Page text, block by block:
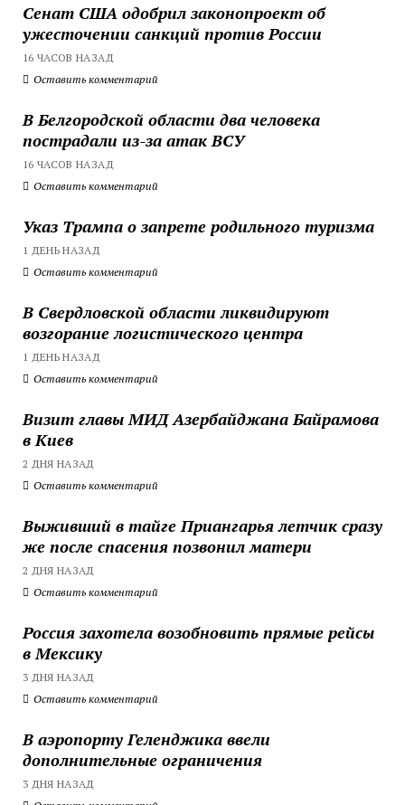
Сенат США одобрил законопроект об
ужесточении санкций против России
16 ЧАСОВ НАЗАД
Оставить комментарий
В Белгородской области два человека
пострадали из-за атак ВСУ
16 ЧАСОВ НАЗАД
Оставить комментарий
Указ Трампа о запрете родильного туризма
1 ДЕНЬ НАЗАД
Оставить комментарий
В Свердловской области ликвидируют
возгорание логистического центра
1 ДЕНЬ НАЗАД
Оставить комментарий
Визит главы МИД Азербайджана Байрамова
в Киев
2 ДНЯ НАЗАД
Оставить комментарий
Выживший в тайге Приангарья летчик сразу
же после спасения позвонил матери
2 ДНЯ НАЗАД
Оставить комментарий
Россия захотела возобновить прямые рейсы
в Мексику
3 ДНЯ НАЗАД
Оставить комментарий
В аэропорту Геленджика ввели
дополнительные ограничения
3 ДНЯ НАЗАД